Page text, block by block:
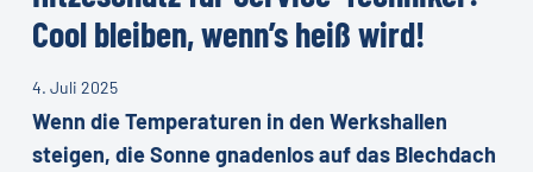
Cool bleiben, wenn’s heiß wird!
4. Juli 2025
Wenn die Temperaturen in den Werkshallen
steigen, die Sonne gnadenlos auf das Blechdach